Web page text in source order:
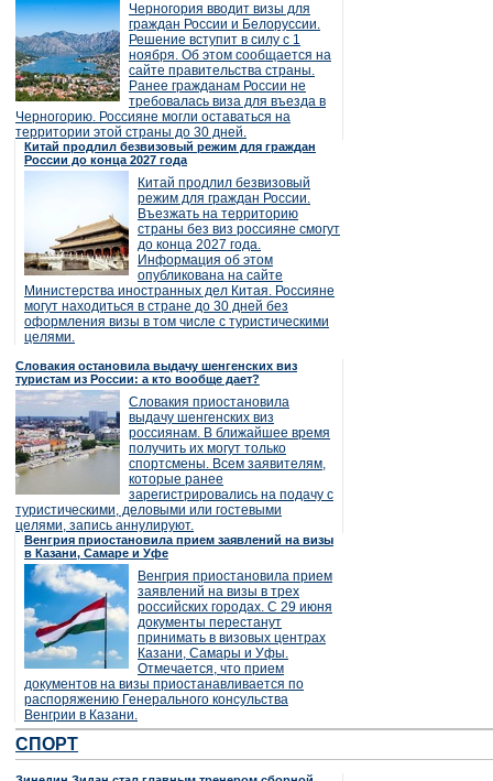
Черногория вводит визы для
граждан России и Белоруссии.
Решение вступит в силу с 1
ноября. Об этом сообщается на
сайте правительства страны.
Ранее гражданам России не
требовалась виза для въезда в
Черногорию. Россияне могли оставаться на
территории этой страны до 30 дней.
Китай продлил безвизовый режим для граждан
России до конца 2027 года
Китай продлил безвизовый
режим для граждан России.
Въезжать на территорию
страны без виз россияне смогут
до конца 2027 года.
Информация об этом
опубликована на сайте
Министерства иностранных дел Китая. Россияне
могут находиться в стране до 30 дней без
оформления визы в том числе с туристическими
целями.
Словакия остановила выдачу шенгенских виз
туристам из России: а кто вообще дает?
Словакия приостановила
выдачу шенгенских виз
россиянам. В ближайшее время
получить их могут только
спортсмены. Всем заявителям,
которые ранее
зарегистрировались на подачу с
туристическими, деловыми или гостевыми
целями, запись аннулируют.
Венгрия приостановила прием заявлений на визы
в Казани, Самаре и Уфе
Венгрия приостановила прием
заявлений на визы в трех
российских городах. С 29 июня
документы перестанут
принимать в визовых центрах
Казани, Самары и Уфы.
Отмечается, что прием
документов на визы приостанавливается по
распоряжению Генерального консульства
Венгрии в Казани.
СПОРТ